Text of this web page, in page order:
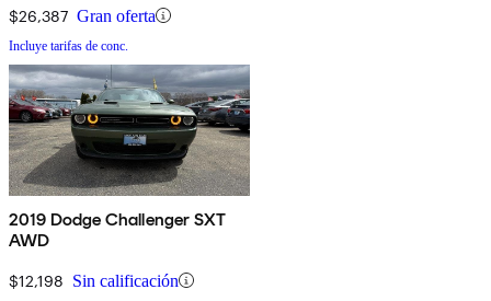
$26,387 Gran oferta
Incluye tarifas de conc.
2019 Dodge Challenger SXT
AWD
$12,198 Sin calificación